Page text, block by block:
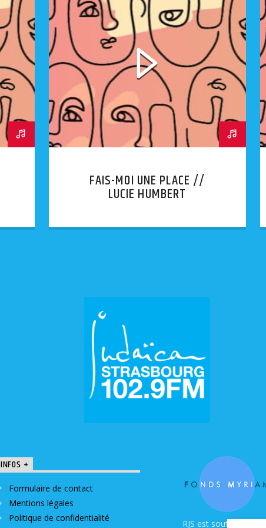
FAIS-MOI UNE PLACE //
LUCIE HUMBERT
INFOS +
Formulaire de contact
Mentions légales
Politique de confidentialité
RJS est soutenue par le